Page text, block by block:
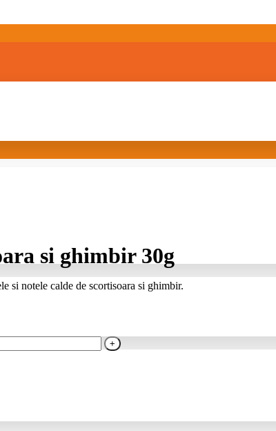
si ghimbir 30g
si notele calde de scortisoara si ghimbir.